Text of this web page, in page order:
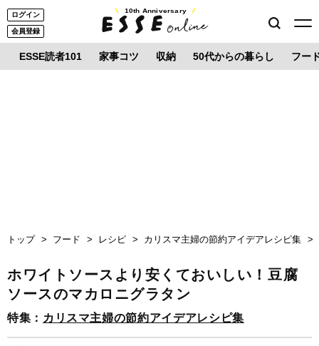
ログイン
会員登録
10th Anniversary
ESSE読者101 家事コツ 収納 50代からの暮らし フー
トップ フード レシピ カリスマ主婦の節約アイデアレシピ集
ホワイトソースより安くておいしい！豆腐
ソースのマカロニグラタン
特集： カリスマ主婦の節約アイデアレシピ集